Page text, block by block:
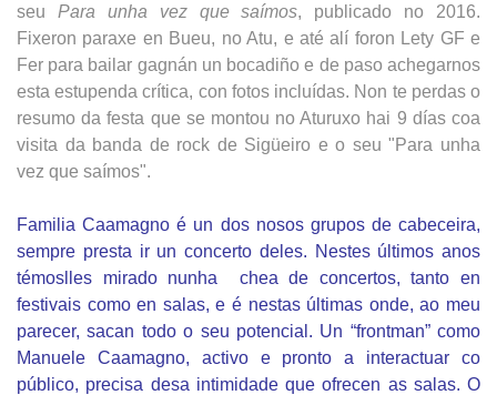
seu Para unha vez que saímos, publicado no 2016.
Fixeron paraxe en Bueu, no Atu, e até alí foron Lety GF e
Fer para bailar gagnán un bocadiño e de paso achegarnos
esta estupenda crítica, con fotos incluídas. Non te perdas o
resumo da festa que se montou no Aturuxo hai 9 días coa
visita da banda de rock de Sigüeiro e o seu "Para unha
vez que saímos".
Familia Caamagno é un dos nosos grupos de cabeceira,
sempre presta ir un concerto deles. Nestes últimos anos
témoslles mirado nunha chea de concertos, tanto en
festivais como en salas, e é nestas últimas onde, ao meu
parecer, sacan todo o seu potencial. Un “frontman” como
Manuele Caamagno, activo e pronto a interactuar co
público, precisa desa intimidade que ofrecen as salas. O